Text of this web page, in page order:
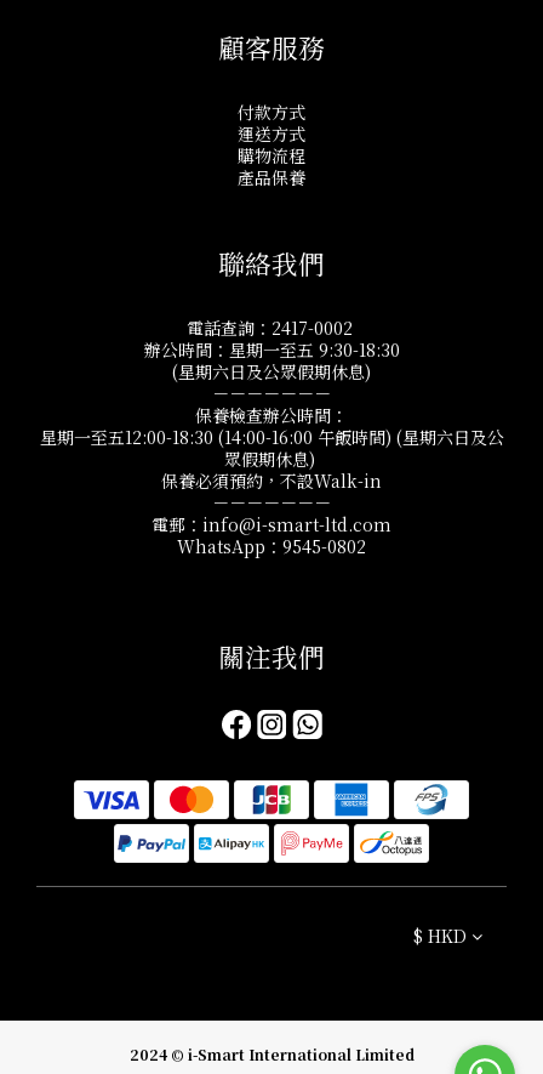
顧客服務
付款方式
運送方式
購物流程
產品保養
聯絡我們
電話查詢：2417-0002
辦公時間：星期一至五 9:30-18:30
(星期六日及公眾假期休息)
－－－－－－－
保養檢查辦公時間：
星期一至五12:00-18:30 (14:00-16:00 午飯時間) (星期六日及公
眾假期休息)
保養必須預約，不設Walk-in
－－－－－－－
電郵：info@i-smart-ltd.com
WhatsApp：9545-0802
關注我們​
$ HKD
2024 © i-Smart International Limited